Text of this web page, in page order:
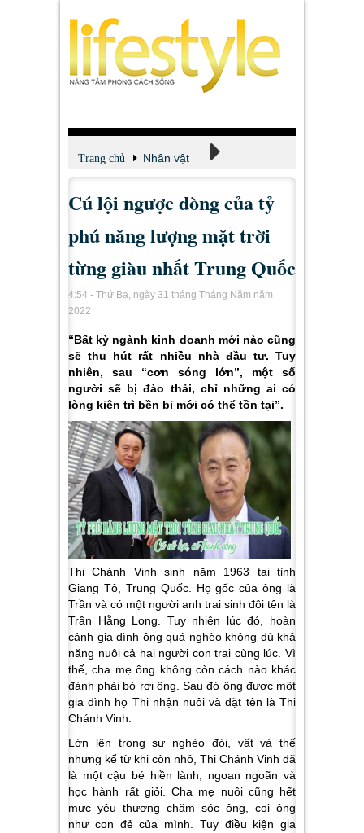
Trang chủ Nhân vật
Theo dòng thời gian
Cú lội ngược dòng của tỷ
phú năng lượng mặt trời
từng giàu nhất Trung Quốc
4:54 - Thứ Ba, ngày 31 tháng Tháng Năm năm
2022
“Bất kỳ ngành kinh doanh mới nào cũng
sẽ thu hút rất nhiều nhà đầu tư. Tuy
nhiên, sau “cơn sóng lớn”, một số
người sẽ bị đào thải, chỉ những ai có
lòng kiên trì bền bỉ mới có thể tồn tại”.
Thi Chánh Vinh sinh năm 1963 tại tỉnh
Giang Tô, Trung Quốc. Họ gốc của ông là
Trần và có một người anh trai sinh đôi tên là
Trần Hằng Long. Tuy nhiên lúc đó, hoàn
cảnh gia đình ông quá nghèo không đủ khả
năng nuôi cả hai người con trai cùng lúc. Vì
thế, cha mẹ ông không còn cách nào khác
đành phải bỏ rơi ông. Sau đó ông được một
gia đình họ Thi nhận nuôi và đặt tên là Thi
Chánh Vinh.
Lớn lên trong sự nghèo đói, vất vả thế
nhưng kể từ khi còn nhỏ, Thi Chánh Vinh đã
là một cậu bé hiền lành, ngoan ngoãn và
học hành rất giỏi. Cha mẹ nuôi cũng hết
mực yêu thương chăm sóc ông, coi ông
như con đẻ của mình. Tuy điều kiện gia